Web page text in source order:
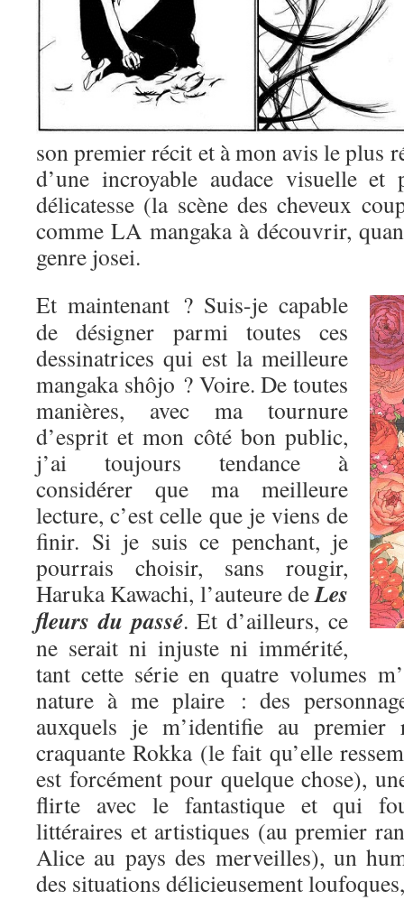
son premier récit et à mon avis le plus
d’une incroyable audace visuelle et
délicatesse (la scène des cheveux
comme LA mangaka à découvrir,
genre josei.
Et maintenant ? Suis-je capable
de désigner parmi toutes ces
dessinatrices qui est la meilleure
mangaka shôjo ? Voire. De toutes
manières, avec ma tournure
d’esprit et mon côté bon public,
j’ai toujours tendance à
considérer que ma meilleure
lecture, c’est celle que je viens de
finir. Si je suis ce penchant, je
pourrais choisir, sans rougir,
Haruka Kawachi, l’auteure deLes
fleurs du passé. Et d’ailleurs, ce
ne serait ni injuste ni immérité,
tant cette série en quatre volumes
nature à me plaire : des
auxquels je m’identifie au premier
craquante Rokka (le fait qu’elle
est forcément pour quelque chose),
flirte avec le fantastique et qui
littéraires et artistiques (au premier
Alice au pays des merveilles), un
des situations délicieusement